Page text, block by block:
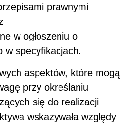
prawnymi
w ogłoszeniu o
w specyfikacjach.
aspektów, które mogą
przy określaniu
się do realizacji
wskazywała względy